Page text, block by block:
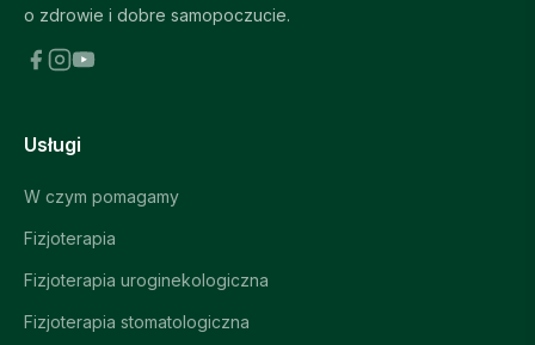
o zdrowie i dobre samopoczucie.
Usługi
W czym pomagamy
Fizjoterapia
Fizjoterapia uroginekologiczna
Fizjoterapia stomatologiczna